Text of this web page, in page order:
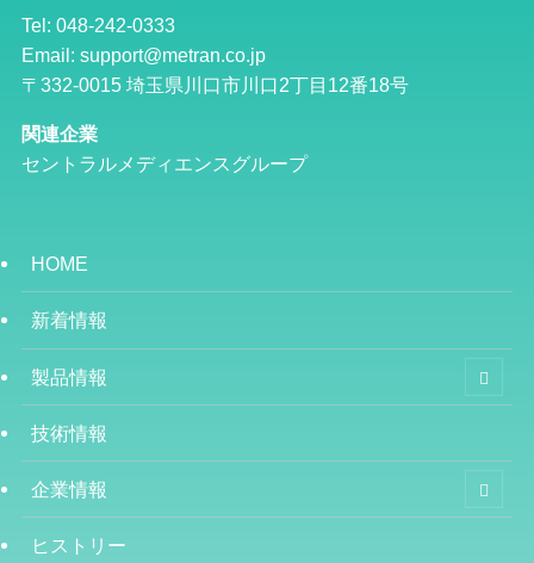
Tel: 048-242-0333
Email: support@metran.co.jp
〒332-0015 埼玉県川口市川口2丁目12番18号
関連企業
セントラルメディエンスグループ
HOME
新着情報
製品情報
技術情報
企業情報
ヒストリー